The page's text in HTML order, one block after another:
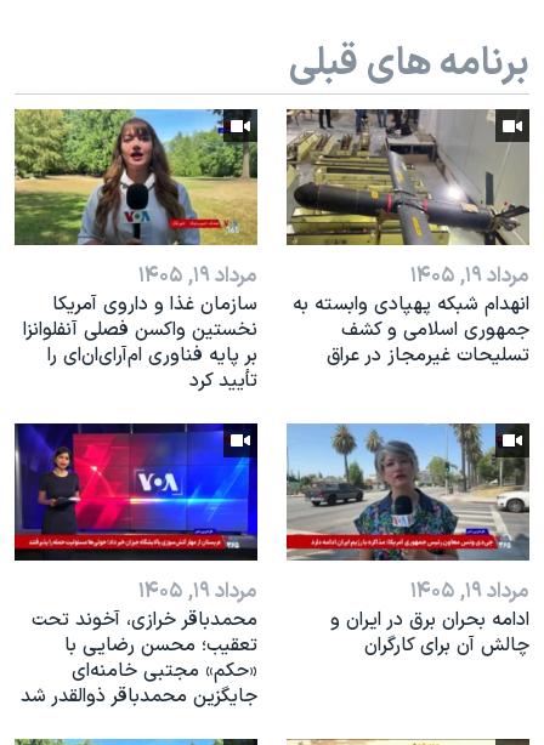
نرگس محمدی برنده جایزه نوبل صلح
همایش محافظه‌کاران آمریکا «سی‌پک»
صفحه‌های ویژه
سفر پرزیدنت ترامپ به چین
برنامه های قبلی
مرداد ۱۹, ۱۴۰۵
انهدام شبکه پهپادی وابسته به
جمهوری اسلامی و کشف
تسلیحات غیرمجاز در عراق
مرداد ۱۹, ۱۴۰۵
سازمان غذا و داروی آمریکا
نخستین واکسن فصلی آنفلوانزا
بر پایه فناوری ام‌آر‌ای‌ان‌ای را
تأیید کرد
مرداد ۱۹, ۱۴۰۵
ادامه بحران برق در ایران و
چالش آن برای کارگران
مرداد ۱۹, ۱۴۰۵
محمدباقر خرازی، آخوند تحت
تعقیب؛ محسن رضایی با
«حکم» مجتبی خامنه‌ای
جایگزین محمدباقر ذوالقدر شد